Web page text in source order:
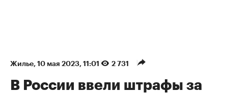
Жилье⁠, 10 мая 2023, 11:01 2 731
В России ввели штрафы за